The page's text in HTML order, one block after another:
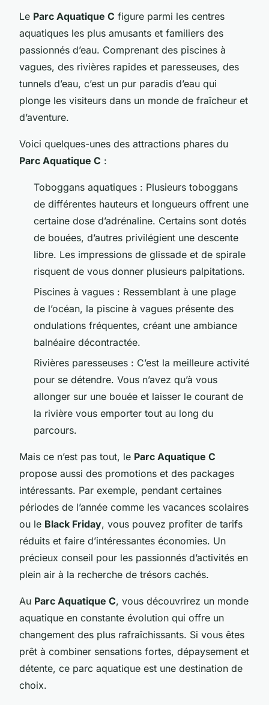
Le Parc Aquatique C figure parmi les centres
aquatiques les plus amusants et familiers des
passionnés d’eau. Comprenant des piscines à
vagues, des rivières rapides et paresseuses, des
tunnels d’eau, c’est un pur paradis d’eau qui
plonge les visiteurs dans un monde de fraîcheur et
d’aventure.
Voici quelques-unes des attractions phares du
Parc Aquatique C :
Toboggans aquatiques : Plusieurs toboggans
de différentes hauteurs et longueurs offrent une
certaine dose d’adrénaline. Certains sont dotés
de bouées, d’autres privilégient une descente
libre. Les impressions de glissade et de spirale
risquent de vous donner plusieurs palpitations.
Piscines à vagues : Ressemblant à une plage
de l’océan, la piscine à vagues présente des
ondulations fréquentes, créant une ambiance
balnéaire décontractée.
Rivières paresseuses : C’est la meilleure activité
pour se détendre. Vous n’avez qu’à vous
allonger sur une bouée et laisser le courant de
la rivière vous emporter tout au long du
parcours.
Mais ce n’est pas tout, le Parc Aquatique C
propose aussi des promotions et des packages
intéressants. Par exemple, pendant certaines
périodes de l’année comme les vacances scolaires
ou le Black Friday, vous pouvez profiter de tarifs
réduits et faire d’intéressantes économies. Un
précieux conseil pour les passionnés d’activités en
plein air à la recherche de trésors cachés.
Au Parc Aquatique C, vous découvrirez un monde
aquatique en constante évolution qui offre un
changement des plus rafraîchissants. Si vous êtes
prêt à combiner sensations fortes, dépaysement et
détente, ce parc aquatique est une destination de
choix.